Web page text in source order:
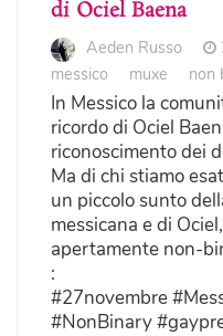
di Ociel Baena
Aeden Russo
messico
muxe non
In Messico la
ricordo di Ociel
riconoscimento dei
Ma di chi stiamo
un piccolo sunto
messicana e di
apertamente non-
:
#27novembre
#NonBinary